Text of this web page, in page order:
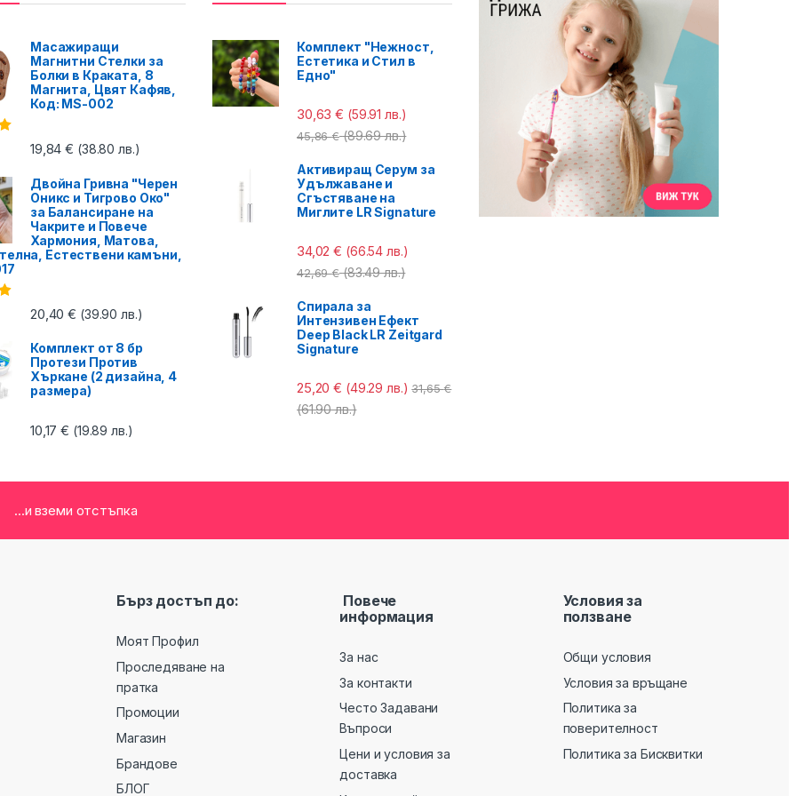
Масажиращи
Магнитни Стелки за
Болки в Краката, 8
Магнита, Цвят Кафяв,
Код: MS-002
19,84€ (38.80 лв.)
Двойна Гривна "Черен
Оникс и Тигрово Око"
за Балансиране на
Чакрите и Повече
Хармония, Матова,
Естествени камъни,
20,40€ (39.90 лв.)
Комплект от 8 бр
Протези Против
Хъркане (2 дизайна, 4
размера)
10,17€ (19.89 лв.)
Комплект "Нежност,
Естетика и Стил в
Едно"
30,63€ (59.91 лв.)
45,86€ (89.69 лв.)
Активиращ Серум за
Удължаване и
Сгъстяване на
Миглите LR Signature
34,02€ (66.54 лв.)
42,69€ (83.49 лв.)
Спирала за
Интензивен Ефект
Deep Black LR Zeitgard
Signature
25,20€ (49.29 лв.) 31,65€
(61.90 лв.)
...и вземи отстъпка
Бърз достъп до:
Моят Профил
Проследяване на
пратка
Промоции
Магазин
Брандове
БЛОГ
Повече
информация
За нас
За контакти
Често Задавани
Въпроси
Цени и условия за
доставка
Условия за
ползване
Общи условия
Условия за връщане
Политика за
поверителност
Политика за Бисквитки